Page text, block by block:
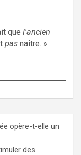
que l'ancien
pasnaître. »
opère-t-elle un
des